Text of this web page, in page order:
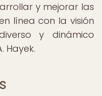
y mejorar las
línea con la visión
y dinámico
Hayek.